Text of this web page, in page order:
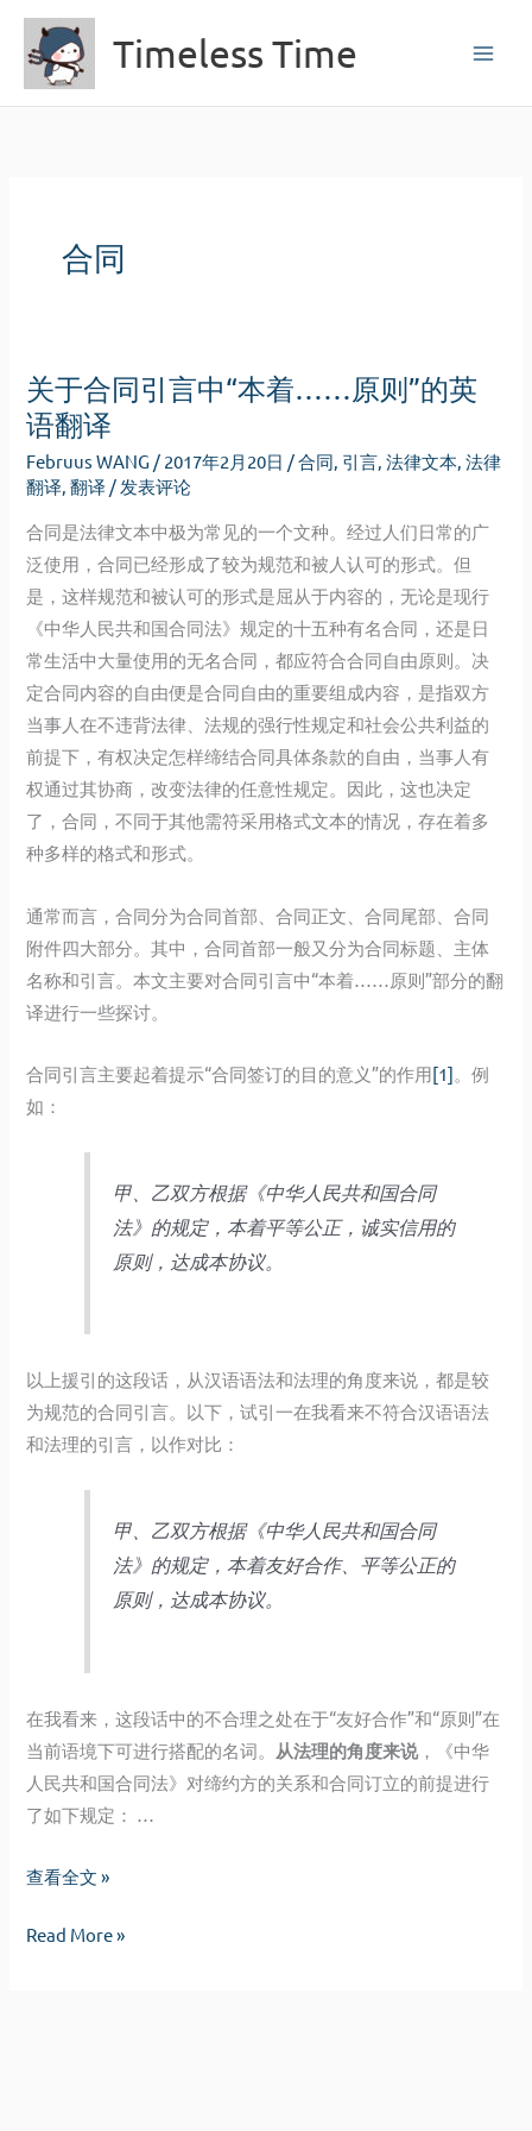
容
Timeless Time
合同
关于合同引言中“本着……原则”的英
语翻译
Februus WANG / 2017年2月20日 /合同 引言 ,法律文本 ,法律
翻译 ,翻译 / 发表评论
合同是法律文本中极为常见的一个文种。经过人们日常的广
泛使用，合同已经形成了较为规范和被人认可的形式。但
是，这样规范和被认可的形式是屈从于内容的，无论是现行
《中华人民共和国合同法》规定的十五种有名合同，还是日
常生活中大量使用的无名合同，都应符合合同自由原则。决
定合同内容的自由便是合同自由的重要组成内容，是指双方
当事人在不违背法律、法规的强行性规定和社会公共利益的
前提下，有权决定怎样缔结合同具体条款的自由，当事人有
权通过其协商，改变法律的任意性规定。因此，这也决定
了，合同，不同于其他需符采用格式文本的情况，存在着多
种多样的格式和形式。
通常而言，合同分为合同首部、合同正文、合同尾部、合同
附件四大部分。其中，合同首部一般又分为合同标题、主体
名称和引言。本文主要对合同引言中“本着……原则”部分的翻
译进行一些探讨。
合同引言主要起着提示“合同签订的目的意义”的作用[1]。例
如：
甲、乙双方根据《中华人民共和国合同
法》的规定，本着平等公正，诚实信用的
原则，达成本协议。
以上援引的这段话，从汉语语法和法理的角度来说，都是较
为规范的合同引言。以下，试引一在我看来不符合汉语语法
和法理的引言，以作对比：
甲、乙双方根据《中华人民共和国合同
法》的规定，本着友好合作、平等公正的
原则，达成本协议。
在我看来，这段话中的不合理之处在于“友好合作”和“原则”在
当前语境下可进行搭配的名词。 从法理的角度来说，《中华
人民共和国合同法》对缔约方的关系和合同订立的前提进行
了如下规定： …
关
合
查看全文 »
关
Read More »